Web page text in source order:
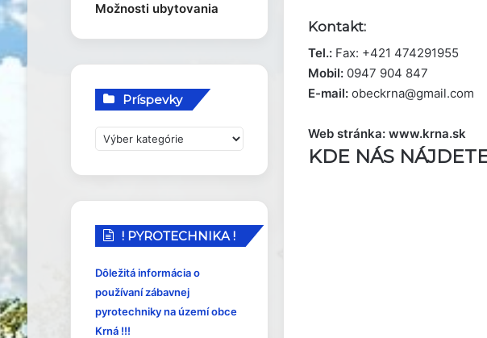
Kontakt:
Tel.:Fax: +421 474291955
Mobil:0947 904 847
E-mail:obeckrna@gmail.com
Web stránka: www.krna.sk
KDE NÁS
Možnosti ubytovania
Príspevky
r
p
y
! PYROTECHNIKA !
Dôležitá informácia o
používaní zábavnej
pyrotechniky na území obce
Krná !!!